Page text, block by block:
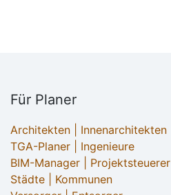
Für Planer
Architekten | Innenarchitekten
TGA-Planer | Ingenieure
BIM-Manager | Projektsteuerer
Städte | Kommunen